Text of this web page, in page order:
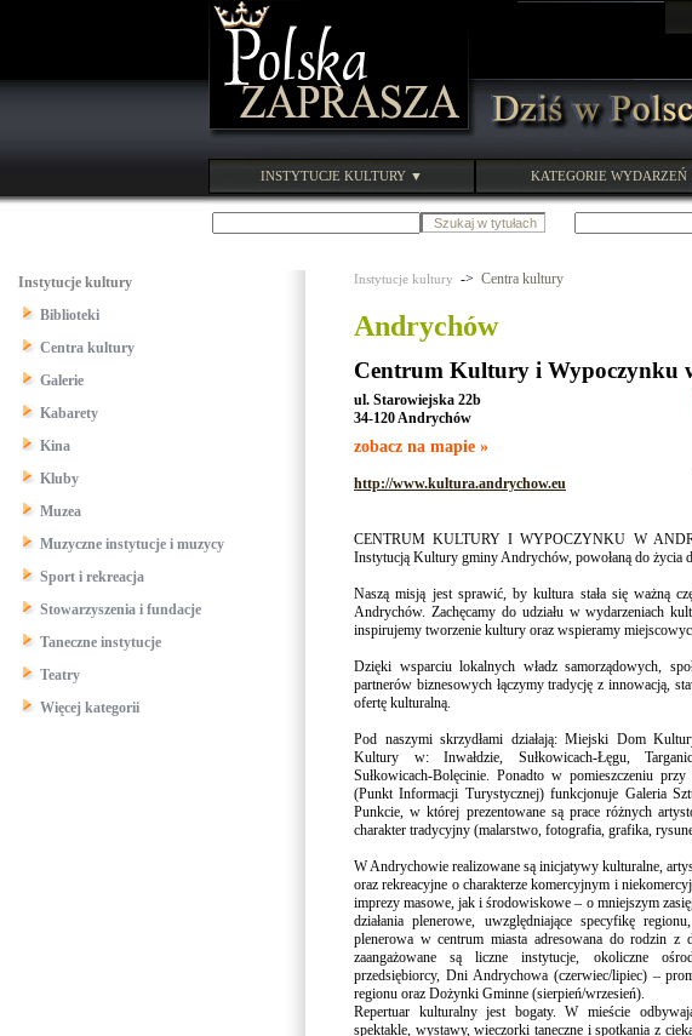
INSTYTUCJE KULTURY ▼ KATEGORIE
Instytucje kultury
Biblioteki
Centra kultury
Galerie
Kabarety
Kina
Kluby
Muzea
Muzyczne instytucje i muzycy
Sport i rekreacja
Stowarzyszenia i fundacje
Taneczne instytucje
Teatry
Więcej kategorii
Instytucje kultury -> Centra kultury
Andrychów
Centrum Kultury i Wypoczynku
ul. Starowiejska 22b
34-120 Andrychów
zobacz na mapie »
http://www.kultura.andrychow.eu
CENTRUM KULTURY I WYPOCZYNKU W
Instytucją Kultury gminy Andrychów, powołaną do życia
Naszą misją jest sprawić, by kultura stała się ważną
Andrychów. Zachęcamy do udziału w wydarzeniach
inspirujemy tworzenie kultury oraz wspieramy
Dzięki wsparciu lokalnych władz samorządowych,
partnerów biznesowych łączymy tradycję z innowacją,
ofertę kulturalną.
Pod naszymi skrzydłami działają: Miejski Dom
Kultury w: Inwałdzie, Sułkowicach-Łęgu,
Sułkowicach-Bolęcinie. Ponadto w pomieszczeniu
(Punkt Informacji Turystycznej) funkcjonuje Galeria
Punkcie, w której prezentowane są prace różnych
charakter tradycyjny (malarstwo, fotografia, grafika,
W Andrychowie realizowane są inicjatywy kulturalne,
oraz rekreacyjne o charakterze komercyjnym i
imprezy masowe, jak i środowiskowe – o mniejszym
działania plenerowe, uwzględniające specyfikę
plenerowa w centrum miasta adresowana do rodzin z
zaangażowane są liczne instytucje, okoliczne
przedsiębiorcy, Dni Andrychowa (czerwiec/lipiec) –
regionu oraz Dożynki Gminne (sierpień/wrzesień).
Repertuar kulturalny jest bogaty. W mieście
spektakle, wystawy, wieczorki taneczne i spotkania z